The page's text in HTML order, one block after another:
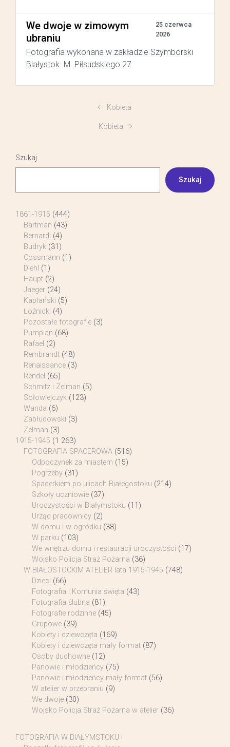
We dwoje w zimowym
ubraniu
25 czerwca
2026
Fotografia wykonana w zakładzie Szymborski
Białystok M. Piłsudskiego 27
Kobieta
Kobieta
Szukaj
Szukaj
1861-1915 (444)
Bartman (43)
Bernardi (4)
Budryk (31)
Cossmann (1)
Diehl (1)
Haupt (2)
Jaeger (24)
Kapłański (5)
Łoźnicki (4)
Pozostałe fotografie (3)
Pumpian (68)
Rafael (2)
Rembrandt (48)
Renaissance (3)
Rendel (65)
Schmitz i Zelman (5)
Sołowiejczyk (123)
Wanda (6)
Zabłudowski (3)
Zelman (3)
1915-1945 (1 263)
FOTOGRAFIA SPACEROWA (516)
Odpoczynek za miastem (15)
Pogrzeby (31)
Spacerkiem po ulicach Białegostoku (214)
Szkoły uczniowie (37)
Uroczystości w Białymstoku (11)
Urząd pracownicy (2)
W domu i w ogródku (38)
W parku (103)
We wnętrzu domu i restauracji uroczystości (17)
Wojsko Policja Straż Pożarna (36)
W BIAŁOSTOCKIM ATELIER lata 1915-1945 (748)
Dzieci (66)
Fotografia I Komunia święta (43)
Fotografia ślubna (81)
Fotografie rodzinne (45)
Grupowe (39)
Kobiety i dziewczęta (169)
Kobiety i dziewczęta mały format (87)
Osoby duchowne (12)
Panowie i młodzieńcy (75)
Panowie i młodzieńcy mały format (56)
W atelier w przebraniu (9)
We dwoje (30)
Wojsko Policja Straż Pożarna w atelier (36)
FOTOGRAFIA W BIAŁYMSTOKU I